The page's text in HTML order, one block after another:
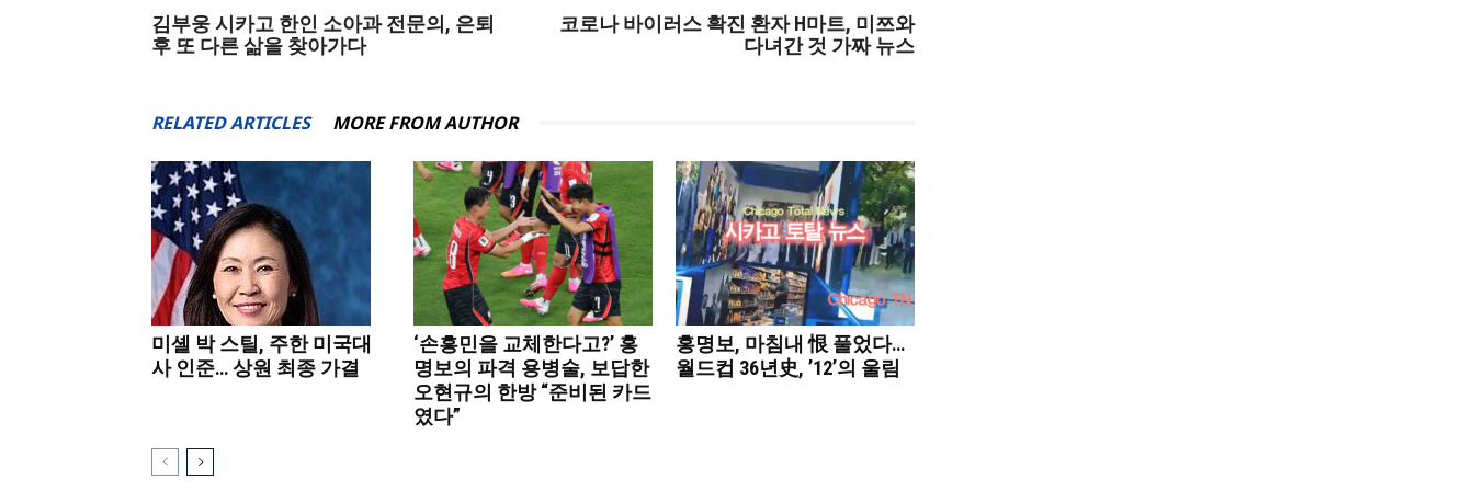
김부웅 시카고 한인 소아과 전문의, 은퇴
후 또 다른 삶을 찾아가다
코로나 바이러스 확진 환자 H마트, 미쯔와
다녀간 것 가짜 뉴스
RELATED ARTICLES MORE FROM AUTHOR
미셸 박 스틸, 주한 미국대
사 인준… 상원 최종 가결
‘손흥민을 교체한다고?’ 홍
명보의 파격 용병술, 보답한
오현규의 한방 “준비된 카드
였다”
홍명보, 마침내 恨 풀었다…
월드컵 36년史, ’12’의 울림